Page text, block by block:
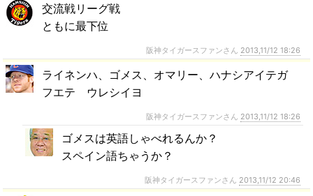
交流戦リーグ戦
ともに最下位
阪神タイガースファンさん 2013,11/12 18:26
ライネンハ、ゴメス、オマリー、ハナシアイテガ
フエテ ウレシイヨ
阪神タイガースファンさん 2013,11/12 18:26
ゴメスは英語しゃべれるんか？
スペイン語ちゃうか？
阪神タイガースファンさん 2013,11/12 20:46